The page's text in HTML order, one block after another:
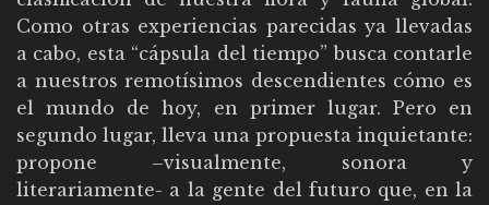
Como otras experiencias parecidas ya llevadas
a cabo, esta “cápsula del tiempo” busca contarle
a nuestros remotísimos descendientes cómo es
el mundo de hoy, en primer lugar. Pero en
segundo lugar, lleva una propuesta inquietante:
propone –visualmente, sonora y
literariamente- a la gente del futuro que, en la